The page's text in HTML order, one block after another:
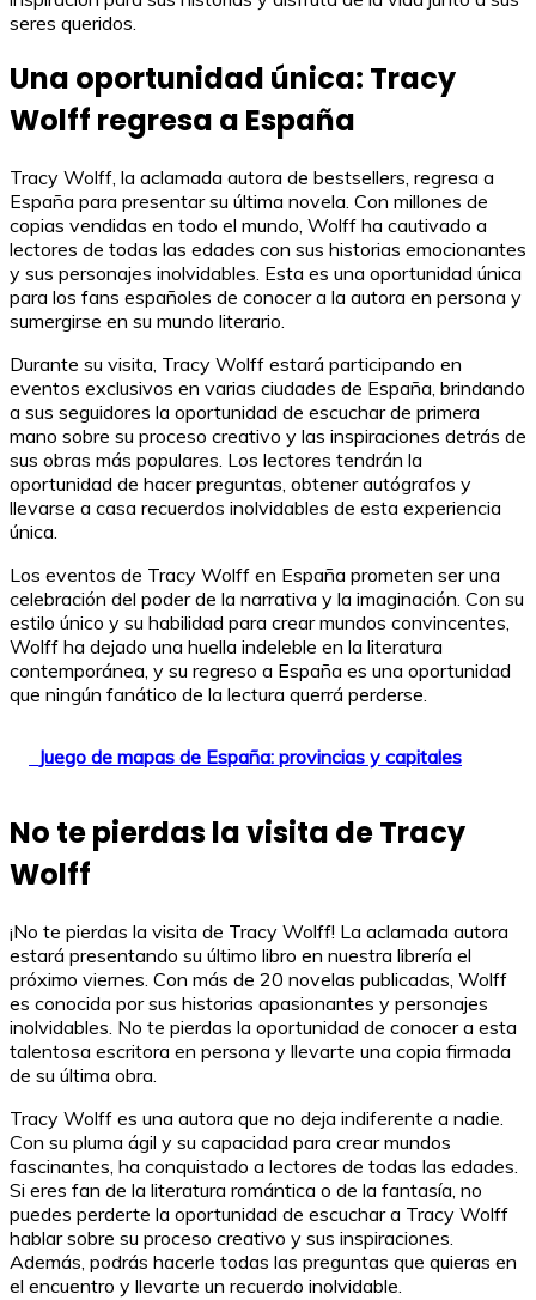
seres queridos.
Una oportunidad única: Tracy
Wolff regresa a España
Tracy Wolff, la aclamada autora de bestsellers, regresa a
España para presentar su última novela. Con millones de
copias vendidas en todo el mundo, Wolff ha cautivado a
lectores de todas las edades con sus historias emocionantes
y sus personajes inolvidables. Esta es una oportunidad única
para los fans españoles de conocer a la autora en persona y
sumergirse en su mundo literario.
Durante su visita, Tracy Wolff estará participando en
eventos exclusivos en varias ciudades de España, brindando
a sus seguidores la oportunidad de escuchar de primera
mano sobre su proceso creativo y las inspiraciones detrás de
sus obras más populares. Los lectores tendrán la
oportunidad de hacer preguntas, obtener autógrafos y
llevarse a casa recuerdos inolvidables de esta experiencia
única.
Los eventos de Tracy Wolff en España prometen ser una
celebración del poder de la narrativa y la imaginación. Con su
estilo único y su habilidad para crear mundos convincentes,
Wolff ha dejado una huella indeleble en la literatura
contemporánea, y su regreso a España es una oportunidad
que ningún fanático de la lectura querrá perderse.
Juego de mapas de España: provincias y capitales
No te pierdas la visita de Tracy
Wolff
¡No te pierdas la visita de Tracy Wolff! La aclamada autora
estará presentando su último libro en nuestra librería el
próximo viernes. Con más de 20 novelas publicadas, Wolff
es conocida por sus historias apasionantes y personajes
inolvidables. No te pierdas la oportunidad de conocer a esta
talentosa escritora en persona y llevarte una copia firmada
de su última obra.
Tracy Wolff es una autora que no deja indiferente a nadie.
Con su pluma ágil y su capacidad para crear mundos
fascinantes, ha conquistado a lectores de todas las edades.
Si eres fan de la literatura romántica o de la fantasía, no
puedes perderte la oportunidad de escuchar a Tracy Wolff
hablar sobre su proceso creativo y sus inspiraciones.
Además, podrás hacerle todas las preguntas que quieras en
el encuentro y llevarte un recuerdo inolvidable.